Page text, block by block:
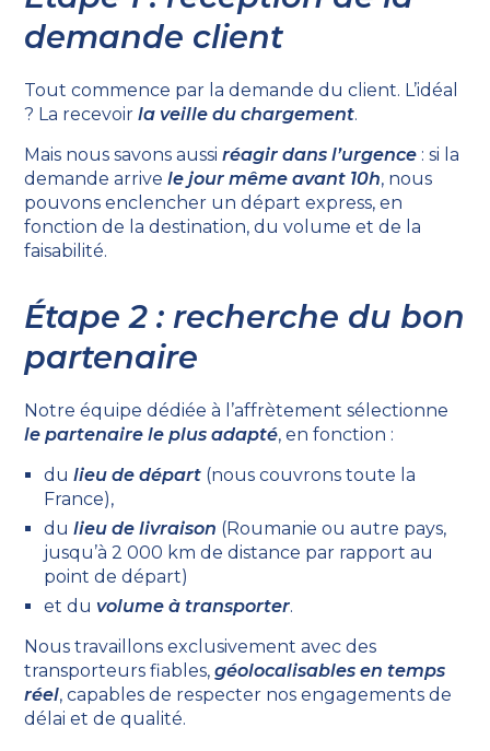
demande client
Tout commence par la demande du client. L’idéal
? La recevoirla veille du chargement.
Mais nous savons aussiréagir dans l’urgence : si la
demande arrivele jour même avant 10h, nous
pouvons enclencher un départ express, en
fonction de la destination, du volume et de la
faisabilité.
Étape 2 : recherche du bon
partenaire
Notre équipe dédiée à l’affrètement sélectionne
le partenaire le plus adapté, en fonction :
dulieu de départ (nous couvrons toute la
France),
dulieu de livraison (Roumanie ou autre pays,
jusqu’à 2 000 km de distance par rapport au
point de départ)
et duvolume à transporter.
Nous travaillons exclusivement avec des
transporteurs fiables,géolocalisables en temps
réel, capables de respecter nos engagements de
délai et de qualité.